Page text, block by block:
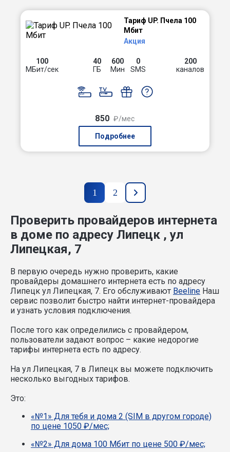
Тариф UP. Пчела 100
Мбит
Акция
100
МБит/сек
40
ГБ
600
Мин
0
SMS
200
каналов
850 ₽/мес
Подробнее
1 2
Проверить провайдеров интернета
в доме по адресу Липецк , ул
Липецкая, 7
В первую очередь нужно проверить, какие
провайдеры домашнего интернета есть по адресу
Липецк ул Липецкая, 7. Его обслуживают Beeline Наш
сервис позволит быстро найти интернет-провайдера
и узнать условия подключения.
После того как определились с провайдером,
пользователи задают вопрос – какие недорогие
тарифы интернета есть по адресу.
На ул Липецкая, 7 в Липецк вы можете подключить
несколько выгодных тарифов.
Это:
«№1» Для тебя и дома 2 (SIM в другом городе)
по цене 1050 ₽/мес;
«№2» Для дома 100 Мбит по цене 500 ₽/мес;